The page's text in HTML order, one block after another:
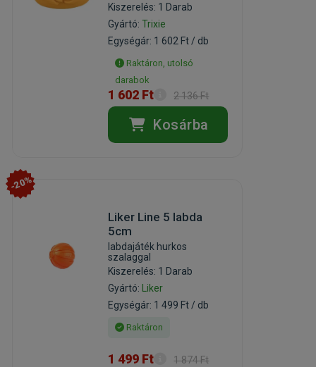
Kiszerelés: 1 Darab
Gyártó:Trixie
Egységár: 1 602 Ft / db
Raktáron, utolsó
darabok
1 602 Ft 2 136 Ft
Kosárba
-20%
Liker Line 5 labda
5cm
labdajáték hurkos
szalaggal
Kiszerelés: 1 Darab
Gyártó:
Liker
Egységár: 1 499 Ft / db
Raktáron
1 499 Ft 1 874 Ft